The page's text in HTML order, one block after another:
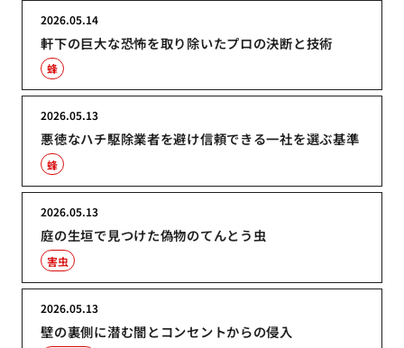
軒下の巨大な恐怖を取り除いたプロの決断と技術
2026.05.14
蜂
悪徳なハチ駆除業者を避け信頼できる一社を選ぶ基準
2026.05.13
蜂
庭の生垣で見つけた偽物のてんとう虫
2026.05.13
害虫
壁の裏側に潜む闇とコンセントからの侵入
2026.05.13